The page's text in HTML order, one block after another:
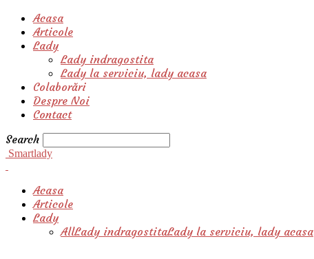
Acasa
Articole
Lady
Lady indragostita
Lady la serviciu, lady acasa
Colaborări
Despre Noi
Contact
Search
Smartlady
Acasa
Articole
Lady
AllLady indragostitaLady la serviciu, lady acasa